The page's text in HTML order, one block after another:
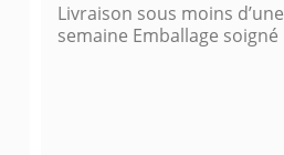
Livraison sous moins d’une
semaine Emballage soigné